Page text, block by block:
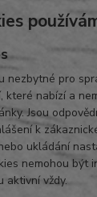
nezbytné pro
které nabízí a
Jsou
k
ukládání
nemohou být
aktivní vždy.